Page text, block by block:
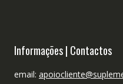
Informações | Contactos
email: